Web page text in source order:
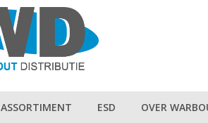
ASSORTIMENT ESD OVER